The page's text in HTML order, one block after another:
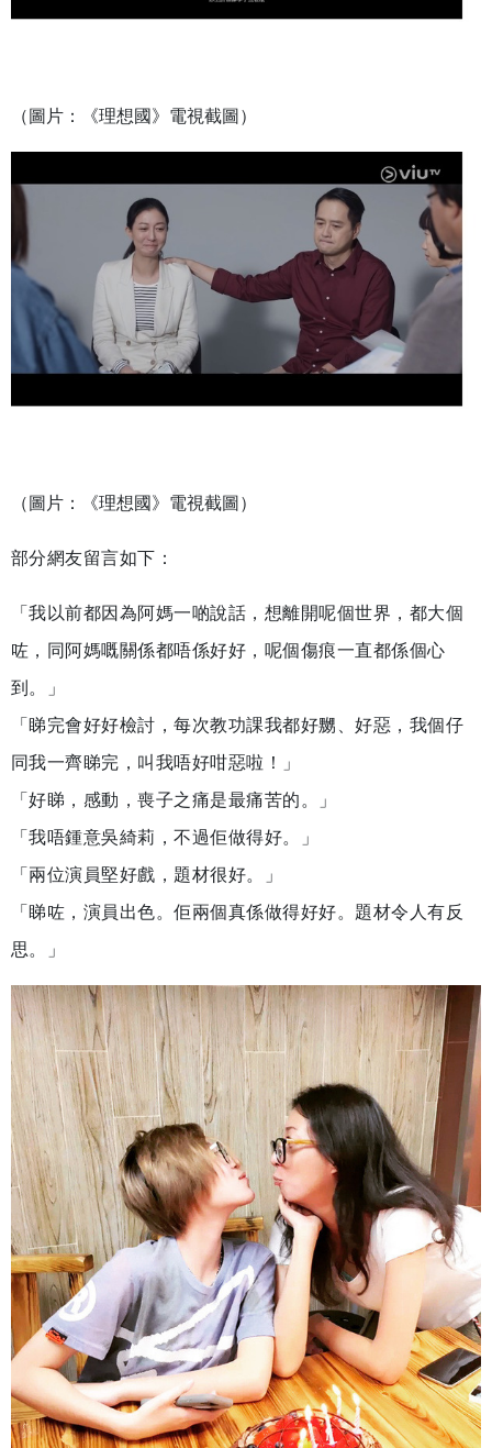
（圖片：《理想國》電視截圖）
（圖片：《理想國》電視截圖）
部分網友留言如下：
「我以前都因為阿媽一啲說話，想離開呢個世界，都大個
咗，同阿媽嘅關係都唔係好好，呢個傷痕一直都係個心
到。」
「睇完會好好檢討，每次教功課我都好嬲、好惡，我個仔
同我一齊睇完，叫我唔好咁惡啦！」
「好睇，感動，喪子之痛是最痛苦的。」
「我唔鍾意吳綺莉，不過佢做得好。」
「兩位演員堅好戲，題材很好。」
「睇咗，演員出色。佢兩個真係做得好好。題材令人有反
思。」